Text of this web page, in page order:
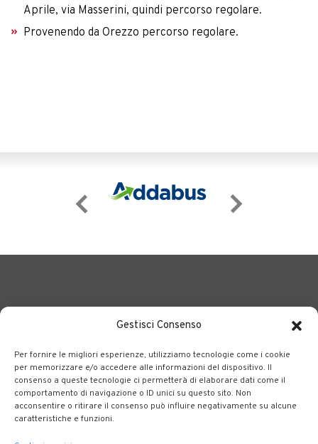
Gestisci Consenso
Per fornire le migliori esperienze, utilizziamo tecnologie come i cookie
per memorizzare e/o accedere alle informazioni del dispositivo. Il
consenso a queste tecnologie ci permetterà di elaborare dati come il
comportamento di navigazione o ID unici su questo sito. Non
acconsentire o ritirare il consenso può influire negativamente su alcune
caratteristiche e funzioni.
Aprile, via Masserini, quindi percorso regolare.
Provenendo da Orezzo percorso regolare.
BERGAMO TRASPORTI portale delle tre società Consortili
dedite al trasporto pubblico locale su tutto il territorio
bergamasco.